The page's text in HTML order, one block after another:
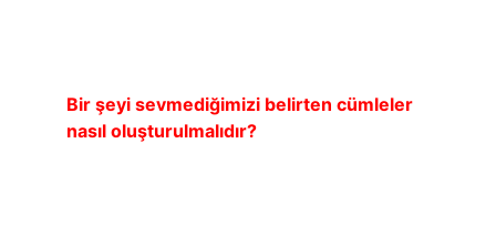
Bir şeyi sevmediğimizi belirten cümleler
nasıl oluşturulmalıdır?